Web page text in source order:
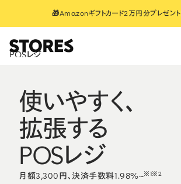
🎁Amazonギフトカード2万円分プレゼント
POSレジ
使いやすく、
拡張する
POSレジ
月額3,300円、決済手数料1.98%~※1※2